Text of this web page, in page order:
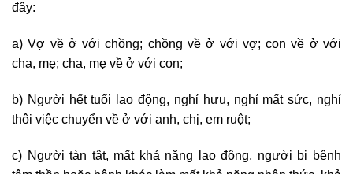
đây:
a) Vợ về ở với chồng; chồng về ở với vợ; con về ở với
cha, mẹ; cha, mẹ về ở với con;
b) Người hết tuổi lao động, nghỉ hưu, nghỉ mất sức, nghỉ
thôi việc chuyển về ở với anh, chị, em ruột;
c) Người tàn tật, mất khả năng lao động, người bị bệnh